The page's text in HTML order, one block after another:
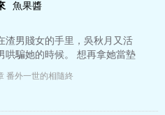
魚果醬
渣男賤女的手里，吳秋月又活
哄騙她的時候。 想再拿她當墊
三元一把，十元三把，就問你
…
番外一世的相隨終